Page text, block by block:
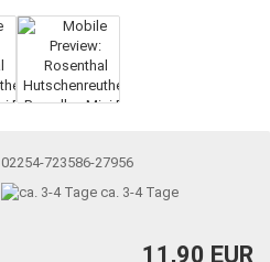
02254-723586-27956
ca. 3-4 Tage
11,90 EUR